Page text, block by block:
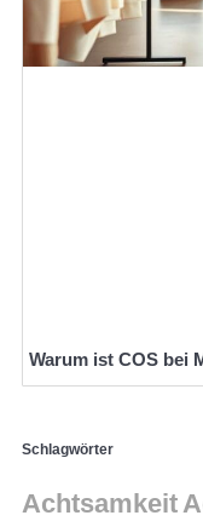
Warum ist COS bei
Schlagwörter
Achtsamkeit